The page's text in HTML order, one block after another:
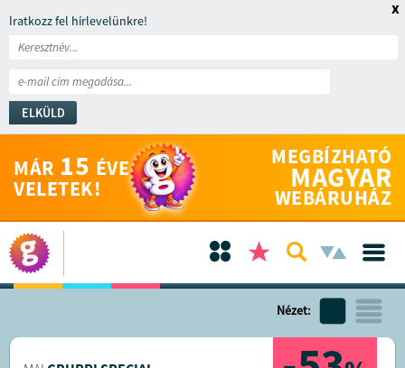
Iratkozz fel hírlevelünkre!
ELKÜLD
x
MÁR 15 ÉVE
VELETEK!
MEGBÍZHATÓ
MAGYAR
WEBÁRUHÁZ
Nézet: